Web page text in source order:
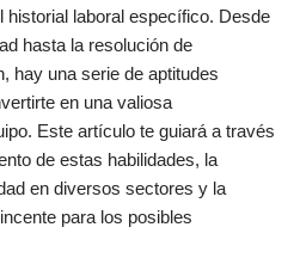
historial laboral específico. Desde
hasta la resolución de
hay una serie de aptitudes
en una valiosa
Este artículo te guiará a través
de estas habilidades, la
en diversos sectores y la
para los posibles